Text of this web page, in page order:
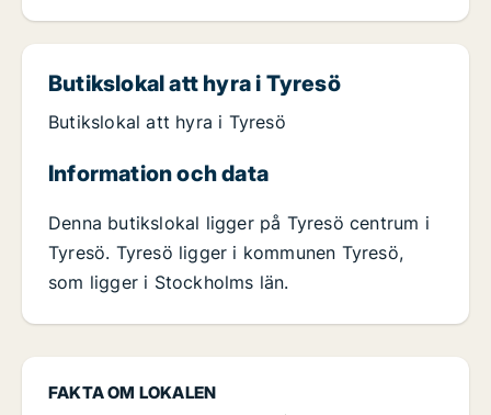
FAKTA OM LOKALEN
Butikslokal att hyra i Tyresö
Butikslokal att hyra i Tyresö
Information och data
Denna butikslokal ligger på Tyresö centrum i
Tyresö. Tyresö ligger i kommunen Tyresö,
som ligger i Stockholms län.